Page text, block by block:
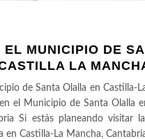
EL MUNICIPIO DE
LA
de Santa Olalla en Castilla-
el Municipio de Santa Olalla
Si estás planeando visitar
en Castilla-La Mancha,